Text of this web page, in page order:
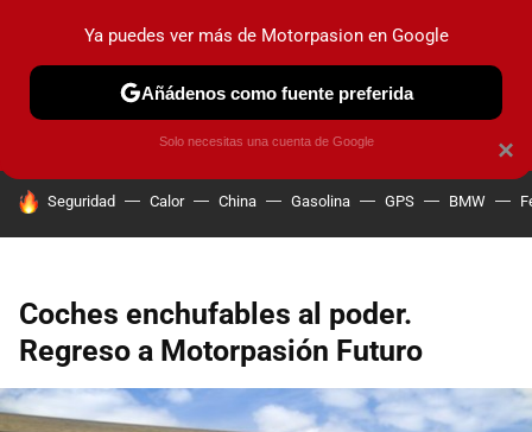
PRUEBAS COCHES ELÉCTRICOS OBSERVATORIO
HOY SE HABLA DE
Seguridad Calor China Gasolina GPS BMW
Coches enchufables al poder.
Regreso a Motorpasión Futuro
×
Ya puedes ver más de Motorpasion en Google
Añádenos como fuente preferida
Solo necesitas una cuenta de Google